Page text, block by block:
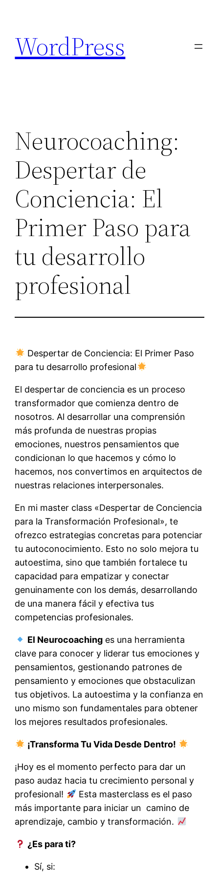
contenido
WordPress
Neurocoaching:
Despertar de
Conciencia: El
Primer Paso para
tu desarrollo
profesional
Despertar de Conciencia: El Primer Paso
para tu desarrollo profesional
El despertar de conciencia es un proceso
transformador que comienza dentro de
nosotros. Al desarrollar una comprensión
más profunda de nuestras propias
emociones, nuestros pensamientos que
condicionan lo que hacemos y cómo lo
hacemos, nos convertimos en arquitectos de
nuestras relaciones interpersonales.
En mi master class «Despertar de Conciencia
para la Transformación Profesional», te
ofrezco estrategias concretas para potenciar
tu autoconocimiento. Esto no solo mejora tu
autoestima, sino que también fortalece tu
capacidad para empatizar y conectar
genuinamente con los demás, desarrollando
de una manera fácil y efectiva tus
competencias profesionales.
El Neurocoachinges una herramienta
clave para conocer y liderar tus emociones y
pensamientos, gestionando patrones de
pensamiento y emociones que obstaculizan
tus objetivos. La autoestima y la confianza en
uno mismo son fundamentales para obtener
los mejores resultados profesionales.
¡Transforma Tu Vida Desde Dentro!
¡Hoy es el momento perfecto para dar un
paso audaz hacia tu crecimiento personal y
profesional!
Esta masterclass es el paso
más importante para iniciar un camino de
aprendizaje, cambio y transformación.
¿Es para ti?
Sí, si: